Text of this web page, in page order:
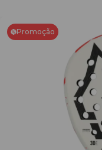
Promoção